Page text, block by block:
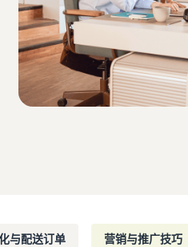
如何在线销售 T 恤
拓展 T 恤品牌业务
如何在线销售家用电器
了解如何选择、采购、上架和
与配送订单 营销与推广技巧